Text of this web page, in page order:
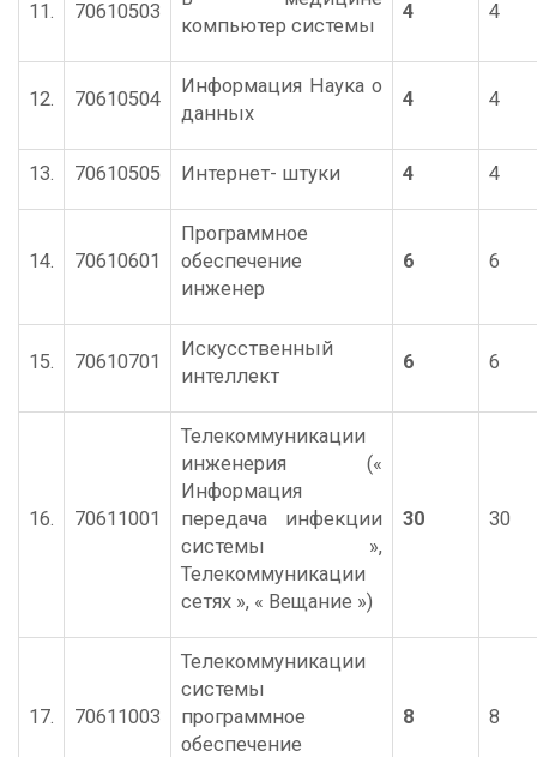
11. 70610503
компьютер системы
4 4
12. 70610504
Информация Наука о
данных
4 4
13. 70610505 Интернет- штуки 4 4
14. 70610601
Программное
обеспечение
инженер
6 6
15. 70610701
Искусственный
интеллект
6 6
16. 70611001
Телекоммуникации
инженерия («
Информация
передача инфекции
системы »,
Телекоммуникации
сетях », « Вещание »)
30 30
17. 70611003
Телекоммуникации
системы
программное
обеспечение
8 8